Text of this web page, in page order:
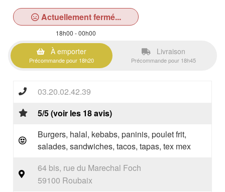
Actuellement fermé...
18h00 - 00h00
À emporter
Précommande pour 18h20
Livraison
Précommande pour 18h45
03.20.02.42.39
5/5 (voir les 18 avis)
Burgers, halal, kebabs, paninis, poulet frit,
salades, sandwiches, tacos, tapas, tex mex
64 bis, rue du Marechal Foch
59100 Roubaix